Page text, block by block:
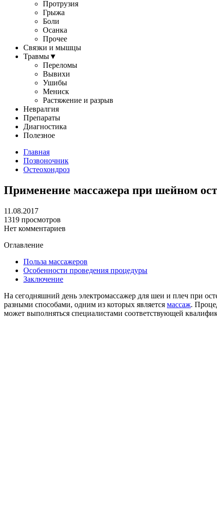
Протрузия
Грыжа
Боли
Осанка
Прочее
Связки и мышцы
Травмы▼
Переломы
Вывихи
Ушибы
Мениск
Растяжение и разрыв
Невралгия
Препараты
Диагностика
Полезное
Главная
Позвоночник
Остеохондроз
Применение массажера при шейном
11.08.2017
1319 просмотров
Нет комментариев
Оглавление
Польза массажеров
Особенности проведения процедуры
Заключение
На сегодняшний день электромассажер для шеи и плеч при
разными способами, одним из которых является массаж.
может выполняться специалистами соответствующей